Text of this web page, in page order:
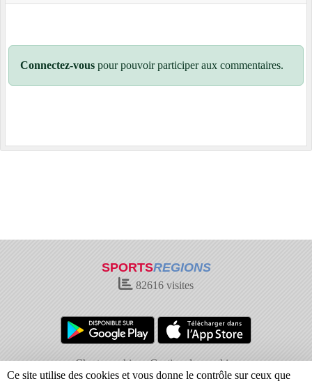
Connectez-vous pour pouvoir participer aux commentaires.
SPORTSREGIONS
82616 visites
Charte cookies
Gestion des cookies
Informations légales
Signaler un contenu inapproprié
Ce site utilise des cookies et vous donne le contrôle sur ceux que